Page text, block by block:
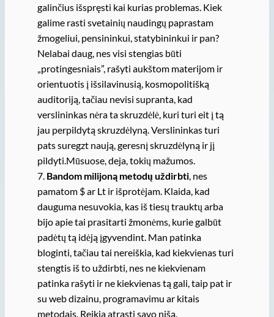
galinčius išspręsti kai kurias problemas. Kiek
galime rasti svetainių naudingų paprastam
žmogeliui, pensininkui, statybininkui ir pan?
Nelabai daug, nes visi stengias būti
„protingesniais”, rašyti aukštom materijom ir
orientuotis į išsilavinusią, kosmopolitišką
auditoriją, tačiau nevisi supranta, kad
verslininkas nėra ta skruzdėlė, kuri turi eit į tą
jau perpildytą skruzdėlyną. Verslininkas turi
pats suregzt naują, geresnį skruzdėlyną ir jį
pildyti.Mūsuose, deja, tokių mažumos.
7. Bandom milijoną metodų uždirbti, nes
pamatom $ ar Lt ir išprotėjam. Klaida, kad
dauguma nesuvokia, kas iš tiesų trauktų arba
bijo apie tai prasitarti žmonėms, kurie galbūt
padėtų tą idėją įgyvendint. Man patinka
bloginti, tačiau tai nereiškia, kad kiekvienas turi
stengtis iš to uždirbti, nes ne kiekvienam
patinka rašyti ir ne kiekvienas tą gali, taip pat ir
su web dizainu, programavimu ar kitais
metodais. Reikia atrasti savo nišą.